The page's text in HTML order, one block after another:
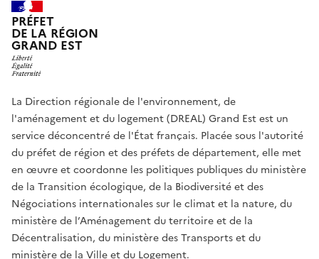
PRÉFET
DE LA RÉGION
GRAND EST
La Direction régionale de l'environnement, de
l'aménagement et du logement (DREAL) Grand Est est un
service déconcentré de l'État français. Placée sous l'autorité
du préfet de région et des préfets de département, elle met
en œuvre et coordonne les politiques publiques du ministère
de la Transition écologique, de la Biodiversité et des
Négociations internationales sur le climat et la nature, du
ministère de l’Aménagement du territoire et de la
Décentralisation, du ministère des Transports et du
ministère de la Ville et du Logement.